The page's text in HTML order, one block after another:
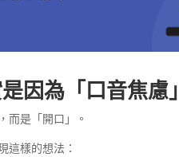
因為「口音焦慮」
而是「開口」。
這樣的想法：